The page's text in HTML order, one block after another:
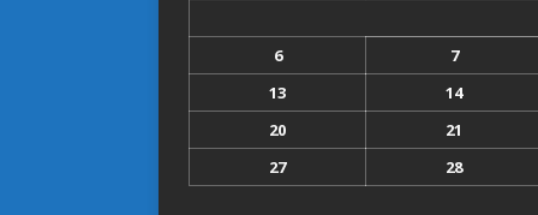
6
7
13
14
20
21
27
28